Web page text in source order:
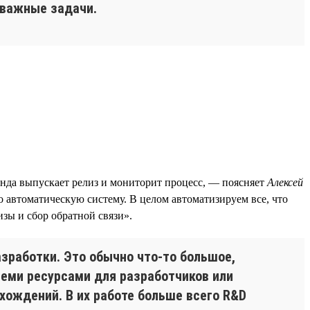
задачи.
выпускает релиз и мониторит процесс, — поясняет Алексей
систему. В целом автоматизируем все, что
и сбор обратной связи».
Это обычно что-то большое,
ресурсами для разработчиков или
В их работе больше всего R&D